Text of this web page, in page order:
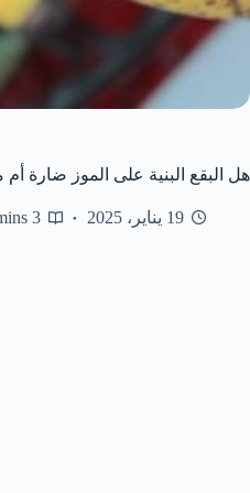
هل البقع البنية على الموز ضارة
19 يناير، 2025 3 mins